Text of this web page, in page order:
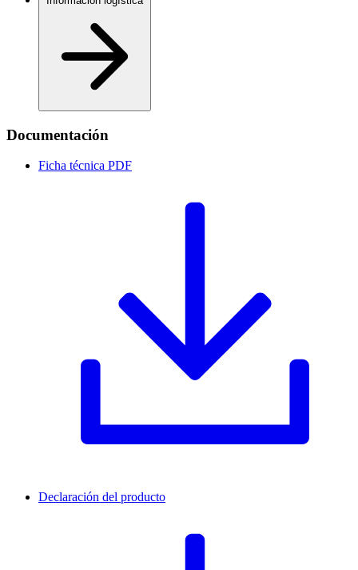
Documentación
Ficha técnica PDF
Declaración del producto